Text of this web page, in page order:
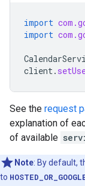
import
import
client.
See the request
explanation of
of available
Note: By default,
to